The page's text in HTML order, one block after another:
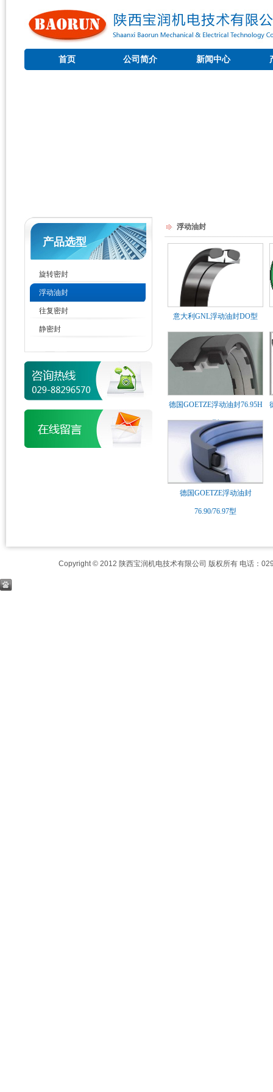
首页 公司简介 新闻中心
产品选型
旋转密封
浮动油封
往复密封
静密封
浮动油封
意大利GNL浮动油封DO型
德国GOETZE浮动油封76.95H
型
德国GOETZE浮动油封
76.90/76.97型
Copyright © 2012 陕西宝润机电技术有限公司 版权所有 电话：